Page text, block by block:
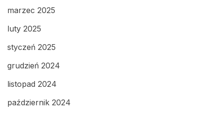
marzec 2025
luty 2025
styczeń 2025
grudzień 2024
listopad 2024
październik 2024